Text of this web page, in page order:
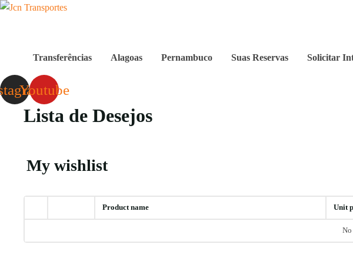
Transferências Alagoas Pernambuco Suas Reservas Solicitar
Youtube
Lista de Desejos
My wishlist
Product name Unit
No